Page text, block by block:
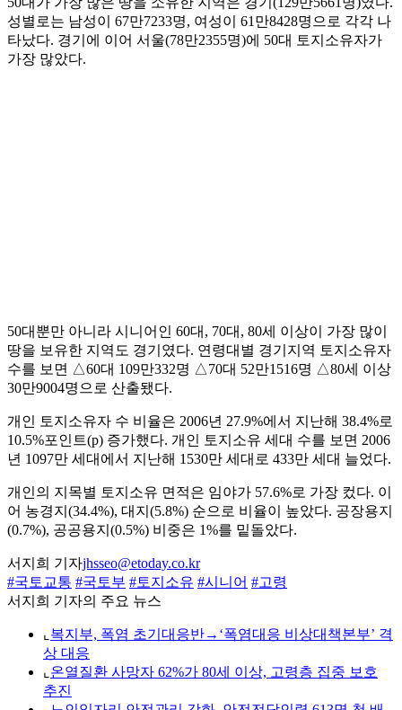
성별로는 남성이 67만7233명, 여성이 61만8428명으로 각각 나
타났다. 경기에 이어 서울(78만2355명)에 50대 토지소유자가
가장 많았다.
50대뿐만 아니라 시니어인 60대, 70대, 80세 이상이 가장 많이
땅을 보유한 지역도 경기였다. 연령대별 경기지역 토지소유자
수를 보면 △60대 109만332명 △70대 52만1516명 △80세 이상
30만9004명으로 산출됐다.
개인 토지소유자 수 비율은 2006년 27.9%에서 지난해 38.4%로
10.5%포인트(p) 증가했다. 개인 토지소유 세대 수를 보면 2006
년 1097만 세대에서 지난해 1530만 세대로 433만 세대 늘었다.
개인의 지목별 토지소유 면적은 임야가 57.6%로 가장 컸다. 이
어 농경지(34.4%), 대지(5.8%) 순으로 비율이 높았다. 공장용지
(0.7%), 공공용지(0.5%) 비중은 1%를 밑돌았다.
서지희 기자jhsseo@etoday.co.kr
#국토교통 #국토부 #토지소유 #시니어 #고령
서지희 기자의 주요 뉴스
⌞ 복지부, 폭염 초기대응반→‘폭염대응 비상대책본부’ 격
상 대응
⌞ 온열질환 사망자 62%가 80세 이상, 고령층 집중 보호
추진